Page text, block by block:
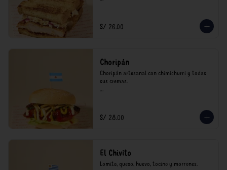
consumo.
S/ 26.00
Choripán
Choripán artesanal con chimichurri y todas
sus cremas.
consumo.
S/ 28.00
El Chivito
Lomito, queso, huevo, tocino y morrones.